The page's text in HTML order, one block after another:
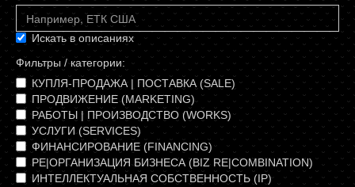
Искать в описаниях
Фильтры / категории:
КУПЛЯ-ПРОДАЖА | ПОСТАВКА (SALE)
ПРОДВИЖЕНИЕ (MARKETING)
РАБОТЫ | ПРОИЗВОДСТВО (WORKS)
УСЛУГИ (SERVICES)
ФИНАНСИРОВАНИЕ (FINANCING)
РЕ|ОРГАНИЗАЦИЯ БИЗНЕСА (BIZ RE|COMBINATION)
ИНТЕЛЛЕКТУАЛЬНАЯ СОБСТВЕННОСТЬ (IP)